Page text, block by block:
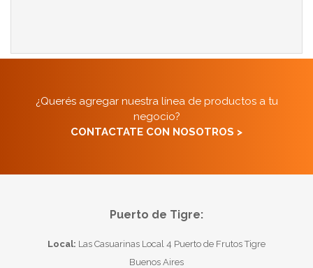
¿Querés agregar nuestra línea de productos a tu
negocio?
CONTACTATE CON NOSOTROS >
Puerto de Tigre:
Local: Las Casuarinas Local 4 Puerto de Frutos Tigre
Buenos Aires